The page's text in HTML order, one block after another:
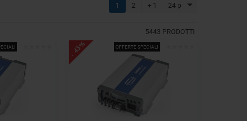
24 p
1 2 + 1
5443 PRODOTTI
OFFERTE SPECIALI
- 43%